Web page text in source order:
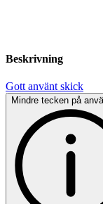
Beskrivning
Gott använt skick
Mindre tecken på